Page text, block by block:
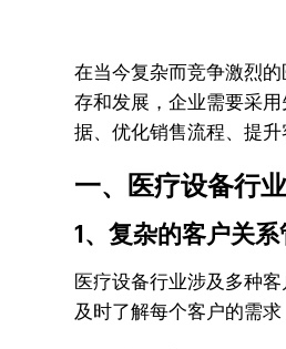
在当今复杂而竞争激烈
存和发展，企业需要采
据、优化销售流程、提
一、医疗设备行
1、复杂的客户关系
医疗设备行业涉及多种
及时了解每个客户的需求